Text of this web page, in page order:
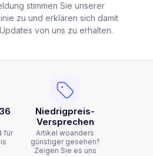
stimmen Sie unserer
zu und erklären sich damit
von uns zu erhalten.
für
Niedrigpreis-
Versprechen
Artikel woanders
günstiger gesehen?
Zeigen Sie es uns